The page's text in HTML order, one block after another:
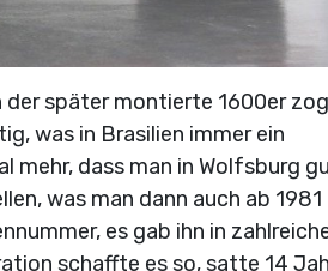
der später montierte 1600er
was in Brasilien immer ein
mehr, dass man in Wolfsburg
was man dann auch ab 1981
es gab ihn in
schaffte es so, satte 14